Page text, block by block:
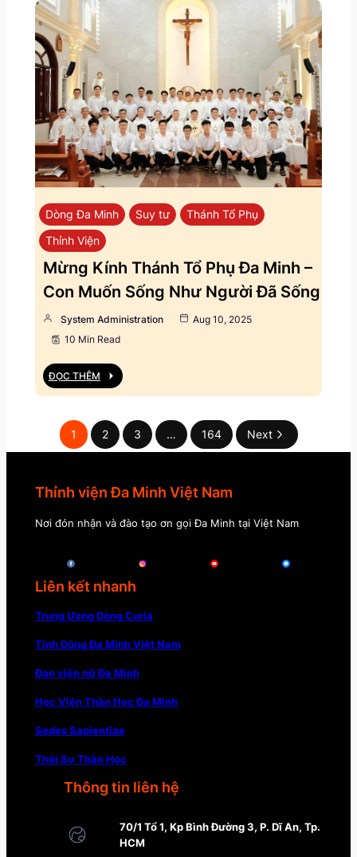
Dòng Đa Minh Suy tư
Thánh Tổ Phụ
Thỉnh Viện
Mừng Kính Thánh Tổ Phụ Đa Minh –
Con Muốn Sống Như Người Đã Sống
System Administration
Aug 10, 2025
10 Min Read
ĐỌC THÊM
1 2 3 … 164 Next
Thỉnh viện Đa Minh Việt Nam
Nơi đón nhận và đào tạo ơn gọi Đa Minh tại Việt Nam
Liên kết nhanh
Trung Ương Dòng Curia
Tỉnh Dòng Đa Minh Việt Nam
Đan viện nữ Đa Minh
Học Viện Thần Học Đa Minh
Sedes Sapientiae
Thời Sự Thần Học
Thông tin liên hệ
70/1 Tổ 1, Kp Bình Đường 3, P. Dĩ An, Tp.
HCM